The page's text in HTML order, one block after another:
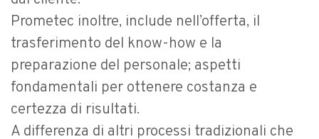
Prometec inoltre, include nell’offerta, il
trasferimento del know-how e la
preparazione del personale; aspetti
fondamentali per ottenere costanza e
certezza di risultati.
A differenza di altri processi tradizionali che